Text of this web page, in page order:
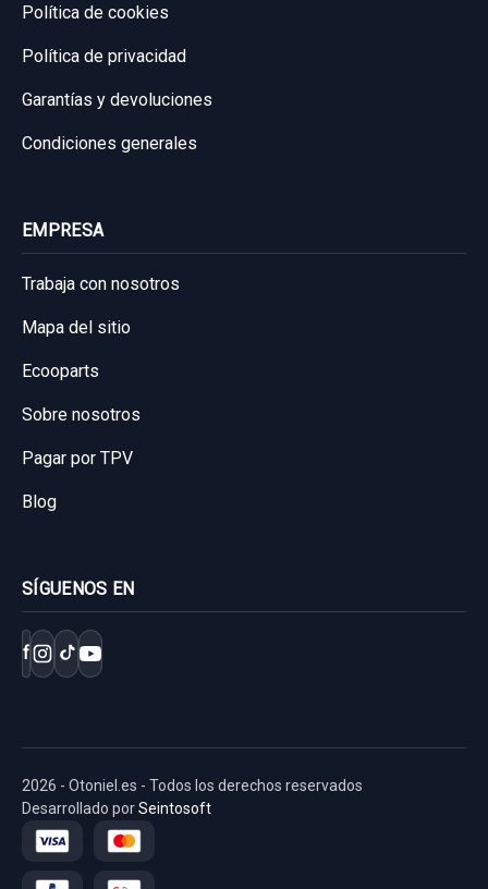
ASIENTO TRASERO IZQUIERDO
Garantía 1 año
60,00 €
ASIENTO TRASERO MEDIO
Política de cookies
Política de privacidad
Garantías y devoluciones
Condiciones generales
EMPRESA
Trabaja con nosotros
Mapa del sitio
Ecooparts
Sobre nosotros
Pagar por TPV
Blog
SÍGUENOS EN
f
2026 - Otoniel.es - Todos los derechos reservados
Desarrollado porSeintosoft